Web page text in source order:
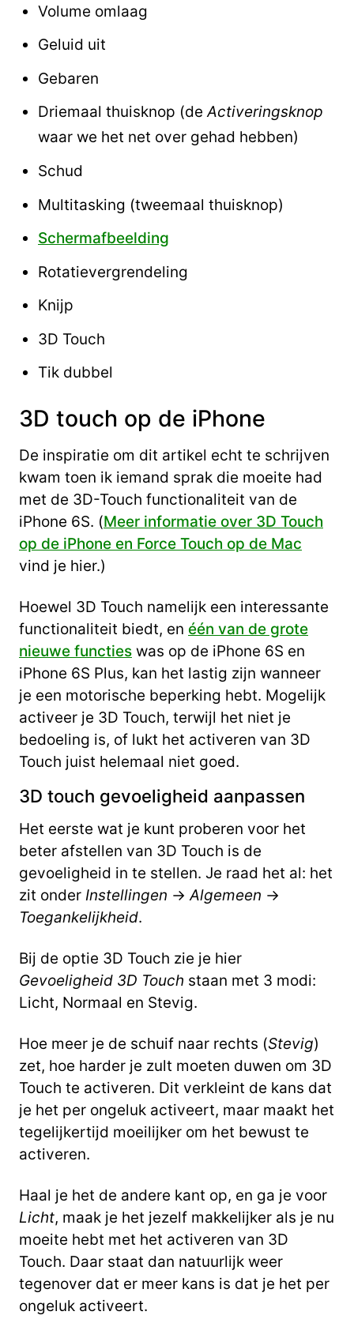
Volume omlaag
Geluid uit
Gebaren
Driemaal thuisknop (deActiveringsknop
waar we het net over gehad hebben)
Schud
Multitasking (tweemaal thuisknop)
Schermafbeelding
Rotatievergrendeling
Knijp
3D Touch
Tik dubbel
3D touch op de iPhone
De inspiratie om dit artikel echt te schrijven
kwam toen ik iemand sprak die moeite had
met de 3D-Touch functionaliteit van de
iPhone 6S. (Meer informatie over 3D Touch
op de iPhone en Force Touch op de Mac
vind je hier.)
Hoewel 3D Touch namelijk een interessante
functionaliteit biedt, en één van de grote
nieuwe functies was op de iPhone 6S en
iPhone 6S Plus, kan het lastig zijn wanneer
je een motorische beperking hebt. Mogelijk
activeer je 3D Touch, terwijl het niet je
bedoeling is, of lukt het activeren van 3D
Touch juist helemaal niet goed.
3D touch gevoeligheid aanpassen
Het eerste wat je kunt proberen voor het
beter afstellen van 3D Touch is de
gevoeligheid in te stellen. Je raad het al: het
zit onder Instellingen ->Algemeen ->
Toegankelijkheid.
Bij de optie 3D Touch zie je hier
Gevoeligheid 3D Touch staan met 3 modi:
Licht, Normaal en Stevig.
Hoe meer je de schuif naar rechts (Stevig)
zet, hoe harder je zult moeten duwen om 3D
Touch te activeren. Dit verkleint de kans dat
je het per ongeluk activeert, maar maakt het
tegelijkertijd moeilijker om het bewust te
activeren.
Haal je het de andere kant op, en ga je voor
Licht, maak je het jezelf makkelijker als je nu
moeite hebt met het activeren van 3D
Touch. Daar staat dan natuurlijk weer
tegenover dat er meer kans is dat je het per
ongeluk activeert.